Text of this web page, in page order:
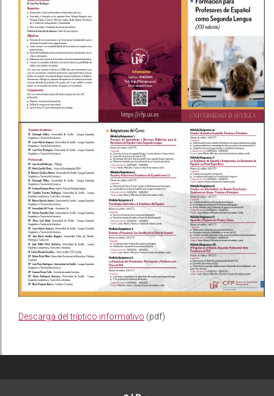
Descarga del tríptico informativo (pdf)